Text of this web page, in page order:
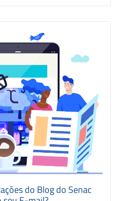
do Blog do Senac